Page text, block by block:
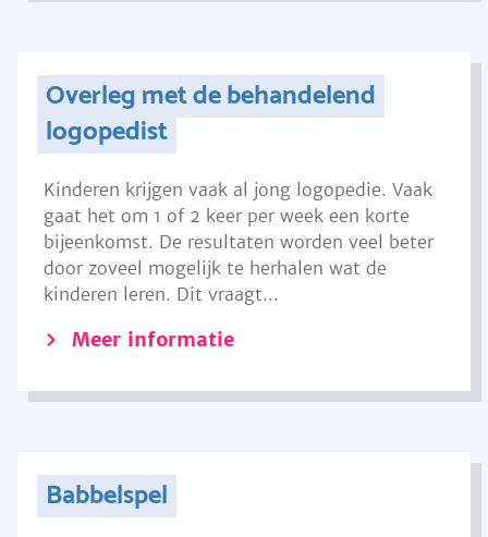
Overleg met de behandelend
logopedist
Kinderen krijgen vaak al jong logopedie. Vaak
gaat het om 1 of 2 keer per week een korte
bijeenkomst. De resultaten worden veel beter
door zoveel mogelijk te herhalen wat de
kinderen leren. Dit vraagt...
Meer informatie
Babbelspel